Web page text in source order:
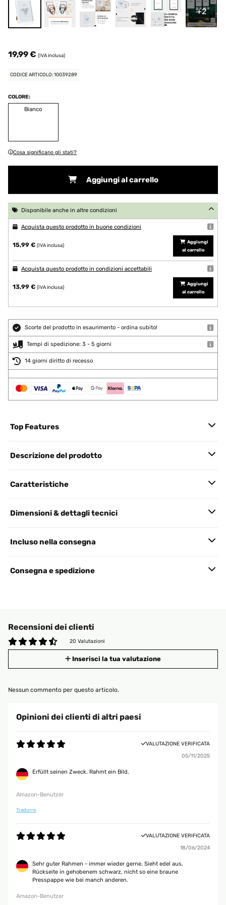
+2
19,99 € (IVA inclusa)
CODICE ARTICOLO: 10039289
COLORE:
Bianco
Cosa significano gli stati?
Aggiungi al carrello
Disponibile anche in altre condizioni
Acquista questo prodotto in buone condizioni
15,99 € (IVA inclusa)
Aggiungi
al carrello
Acquista questo prodotto in condizioni accettabili
13,99 € (IVA inclusa)
Aggiungi
al carrello
Scorte del prodotto in esaurimento - ordina subito!
Tempi di spedizione: 3 - 5 giorni
14 giorni diritto di recesso
Top Features
Descrizione del prodotto
Caratteristiche
Dimensioni & dettagli tecnici
Incluso nella consegna
Consegna e spedizione
Recensioni dei clienti
20 Valutazioni
Inserisci la tua valutazione
Nessun commento per questo articolo.
Opinioni dei clienti di altri paesi
VALUTAZIONE VERIFICATA
05/11/2025
Erfüllt seinen Zweck. Rahmt ein Bild.
Amazon-Benutzer
Tradurre
VALUTAZIONE VERIFICATA
18/06/2024
Sehr guter Rahmen - immer wieder gerne. Sieht edel aus,
Rückseite in gehobenem schwarz, nicht so eine braune
Presspappe wie bei manch anderen.
Amazon-Benutzer